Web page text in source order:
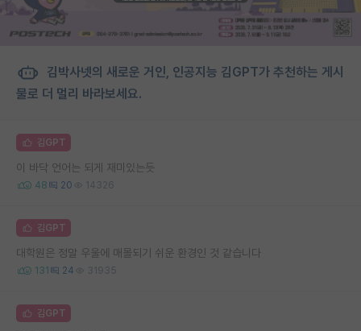
김박사넷의 새로운 거인, 인공지능 김GPT가 추천하는 게시
물로 더 멀리 바라보세요.
김GPT
이 바닥 언어는 되게 재미있는듯
48 20 14326
김GPT
대학원은 정말 우울에 매몰되기 쉬운 환경인 것 같습니다
131 24 31935
김GPT